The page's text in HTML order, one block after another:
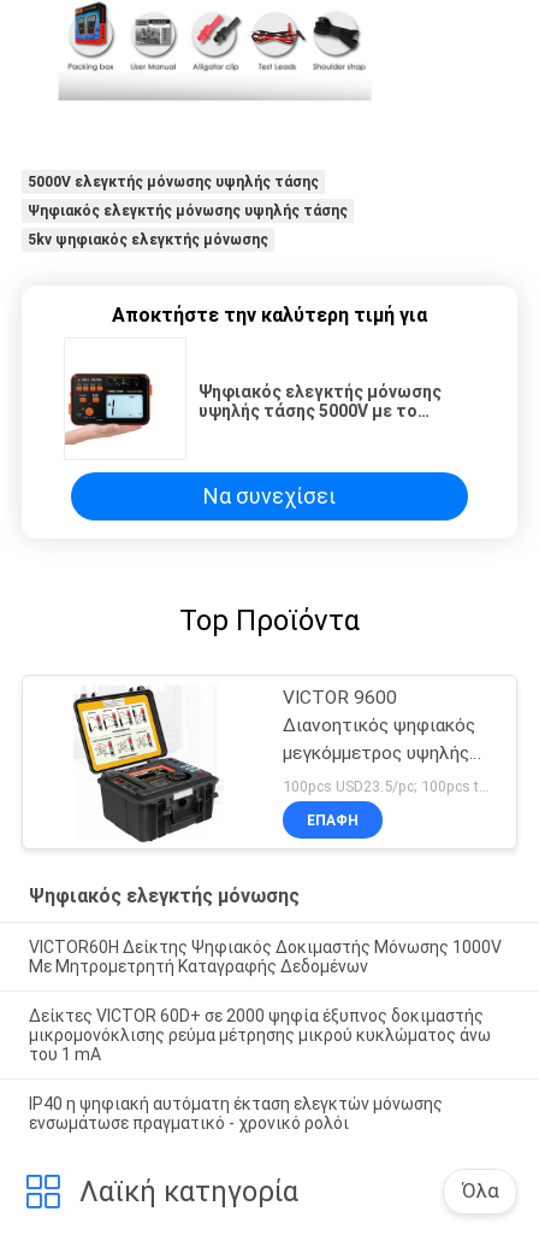
5000V ελεγκτής μόνωσης υψηλής τάσης
Ψηφιακός ελεγκτής μόνωσης υψηλής τάσης
5kv ψηφιακός ελεγκτής μόνωσης
Αποκτήστε την καλύτερη τιμή για
Ψηφιακός ελεγκτής μόνωσης
υψηλής τάσης 5000V με το
Να συνεχίσει
Top Προϊόντα
VICTOR 9600
Διανοητικός ψηφιακός
μεγκόμμετρος υψηλής
τάσης 5KV Μετρητής
αντίστασης μόνωσης
Δοκιμαστής δοκιμής
ΕΠΑΦΉ
Ψηφιακός ελεγκτής μόνωσης
VICTOR60H Δείκτης Ψηφιακός Δοκιμαστής Μόνωσης 1000V
Με Μητρομετρητή Καταγραφής Δεδομένων
Δείκτες VICTOR 60D+ σε 2000 ψηφία έξυπνος δοκιμαστής
μικρομονόκλισης ρεύμα μέτρησης μικρού κυκλώματος άνω
του 1 mA
IP40 η ψηφιακή αυτόματη έκταση ελεγκτών μόνωσης
ενσωμάτωσε πραγματικό - χρονικό ρολόι
Λαϊκή κατηγορία Όλα